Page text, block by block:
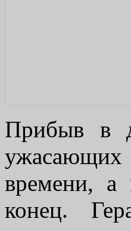
Прибыв в
ужасающих
времени,
конец.